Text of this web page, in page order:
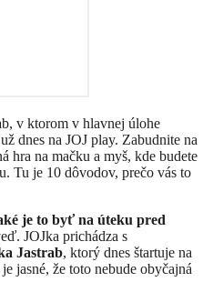
v ktorom v hlavnej úlohe
dnes na JOJ play. Zabudnite na
hra na mačku a myš, kde budete
Tu je 10 dôvodov, prečo vás to
je to byť na úteku pred
JOJka prichádza s
Jastrab, ktorý dnes štartuje na
jasné, že toto nebude obyčajná